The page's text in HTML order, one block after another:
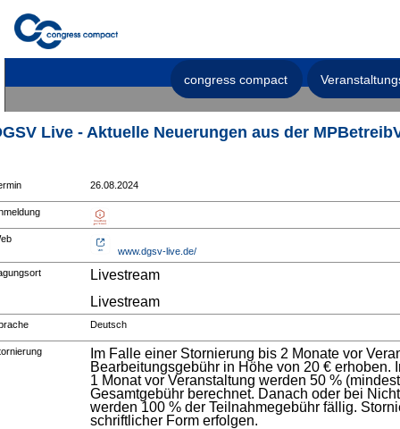
congress compact
Live - Aktuelle Neuerungen aus der
26.08.2024
www.dgsv-live.de/
Livestream
Livestream
Deutsch
Im Falle einer Stornierung bis 2 Monate vor
Bearbeitungsgebühr in Höhe von 20 € erhoben.
1 Monat vor Veranstaltung werden 50 %
Gesamtgebühr berechnet. Danach oder bei
werden 100 % der Teilnahmegebühr fällig.
schriftlicher Form erfolgen.